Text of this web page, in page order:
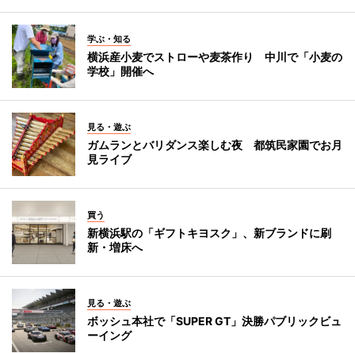
学ぶ・知る
横浜産小麦でストローや麦茶作り 中川で「小麦の
学校」開催へ
見る・遊ぶ
ガムランとバリダンス楽しむ夜 都筑民家園でお月
見ライブ
買う
新横浜駅の「ギフトキヨスク」、新ブランドに刷
新・増床へ
見る・遊ぶ
ボッシュ本社で「SUPER GT」決勝パブリックビュ
ーイング